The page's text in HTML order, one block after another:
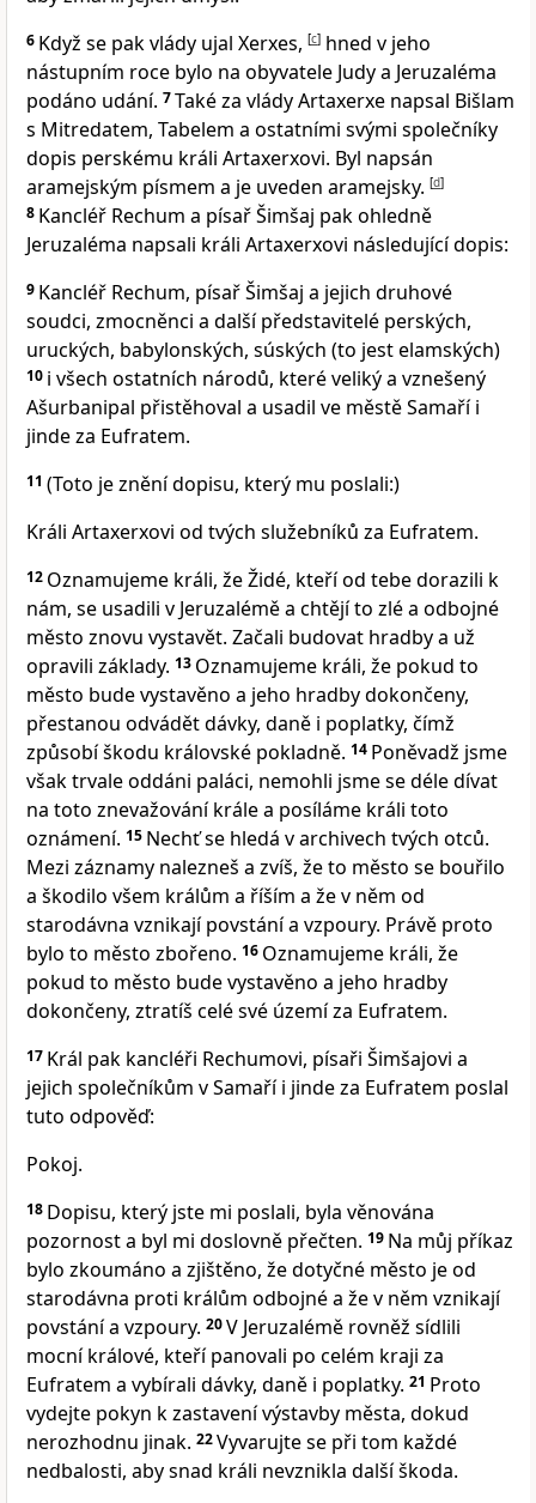
6 Když se pak vlády ujal Xerxes, [c] hned v jeho
nástupním roce bylo na obyvatele Judy a Jeruzaléma
podáno udání. 7Také za vlády Artaxerxe napsal Bišlam
s Mitredatem, Tabelem a ostatními svými společníky
dopis perskému králi Artaxerxovi. Byl napsán
aramejským písmem a je uveden aramejsky. [d]
8 Kancléř Rechum a písař Šimšaj pak ohledně
Jeruzaléma napsali králi Artaxerxovi následující dopis:
9 Kancléř Rechum, písař Šimšaj a jejich druhové
soudci, zmocněnci a další představitelé perských,
uruckých, babylonských, súských (to jest elamských)
10 i všech ostatních národů, které veliký a vznešený
Ašurbanipal přistěhoval a usadil ve městě Samaří i
jinde za Eufratem.
11 (Toto je znění dopisu, který mu poslali:)
Králi Artaxerxovi od tvých služebníků za Eufratem.
12 Oznamujeme králi, že Židé, kteří od tebe dorazili k
nám, se usadili v Jeruzalémě a chtějí to zlé a odbojné
město znovu vystavět. Začali budovat hradby a už
opravili základy. 13 Oznamujeme králi, že pokud to
město bude vystavěno a jeho hradby dokončeny,
přestanou odvádět dávky, daně i poplatky, čímž
způsobí škodu královské pokladně. 14 Poněvadž jsme
však trvale oddáni paláci, nemohli jsme se déle dívat
na toto znevažování krále a posíláme králi toto
oznámení. 15 Nechť se hledá v archivech tvých otců.
Mezi záznamy nalezneš a zvíš, že to město se bouřilo
a škodilo všem králům a říším a že v něm od
starodávna vznikají povstání a vzpoury. Právě proto
bylo to město zbořeno. 16 Oznamujeme králi, že
pokud to město bude vystavěno a jeho hradby
dokončeny, ztratíš celé své území za Eufratem.
17 Král pak kancléři Rechumovi, písaři Šimšajovi a
jejich společníkům v Samaří i jinde za Eufratem poslal
tuto odpověď:
Pokoj.
18 Dopisu, který jste mi poslali, byla věnována
pozornost a byl mi doslovně přečten. 19 Na můj příkaz
bylo zkoumáno a zjištěno, že dotyčné město je od
starodávna proti králům odbojné a že v něm vznikají
povstání a vzpoury. 20V Jeruzalémě rovněž sídlili
mocní králové, kteří panovali po celém kraji za
Eufratem a vybírali dávky, daně i poplatky. 21 Proto
vydejte pokyn k zastavení výstavby města, dokud
nerozhodnu jinak. 22Vyvarujte se při tom každé
nedbalosti, aby snad králi nevznikla další škoda.